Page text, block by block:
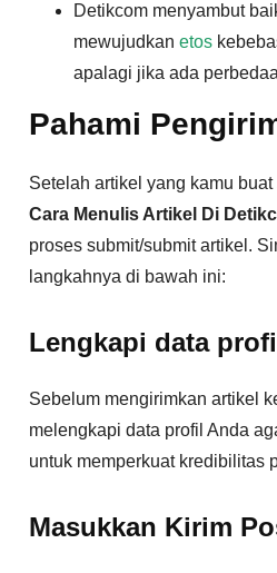
Detikcom menyambut
mewujudkanetos
apalagi jika ada
Pahami
Setelah artikel yang kamu
Cara Menulis Artikel Di
proses submit/submit artikel.
langkahnya di bawah ini:
Lengkapi data
Sebelum mengirimkan artikel
melengkapi data profil Anda
untuk memperkuat kredibilitas
Masukkan Kirim